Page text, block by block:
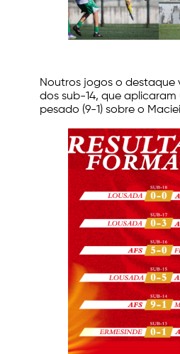
Noutros jogos o destaque
dos sub-14, que aplicaram
pesado (9-1) sobre o